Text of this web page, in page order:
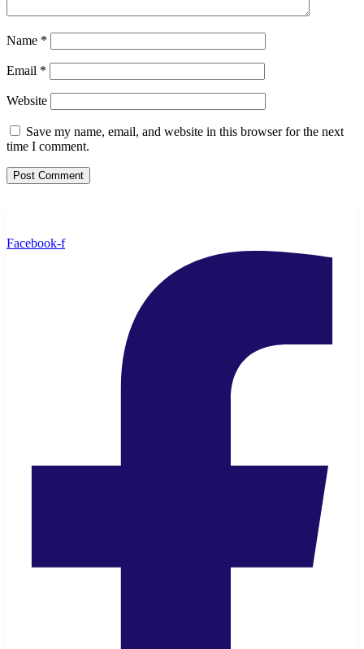
Name *
Email *
Website
Save my name, email, and website in this browser for the next
time I comment.
Facebook-f